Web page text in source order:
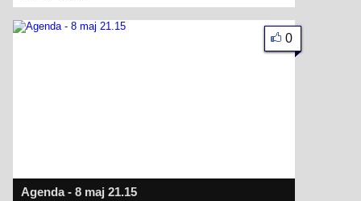
Agenda - 8 maj 21.15
0